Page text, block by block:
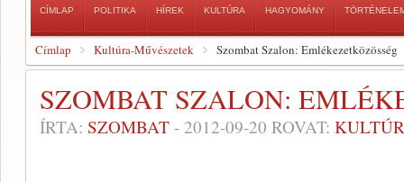
CÍMLAP POLITIKA HÍREK KULTÚRA HAGYOMÁNY
Címlap Kultúra-Művészetek Szombat Szalon: Emlékezetközösség
SZOMBAT SZALON:
ÍRTA: SZOMBAT - 2012-09-20 ROVAT: